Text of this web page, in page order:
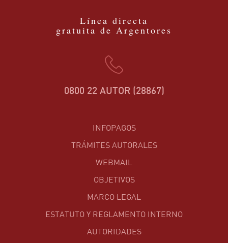
Línea directa
gratuita de Argentores
0800 22 AUTOR (28867)
INFOPAGOS
TRÁMITES AUTORALES
WEBMAIL
OBJETIVOS
MARCO LEGAL
ESTATUTO Y REGLAMENTO INTERNO
AUTORIDADES